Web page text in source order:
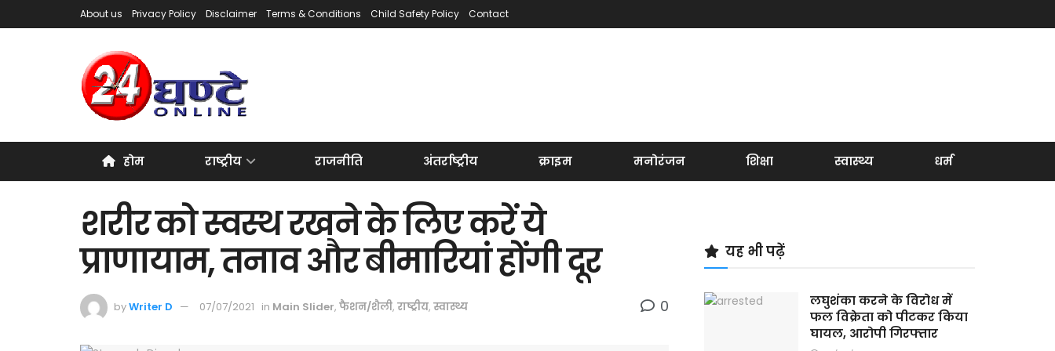
About us Privacy Policy Disclaimer Terms & Conditions Child Safety Policy Contact
होम राष्ट्रीय राजनीति अंतर्राष्ट्रीय क्राइम मनोरंजन शिक्षा स्वास्थ्य धर्म
शरीर को स्वस्थ रखने के लिए करें ये
प्राणायाम, तनाव और बीमारियां होंगी दूर
byWriter D 07/07/2021 in Main Slider, फैशन/शैली, राष्ट्रीय, स्वास्थ्य 0
यह भी पढ़ें
लघुशंका करने के विरोध में
फल विक्रेता को पीटकर किया
घायल, आरोपी गिरफ्तार